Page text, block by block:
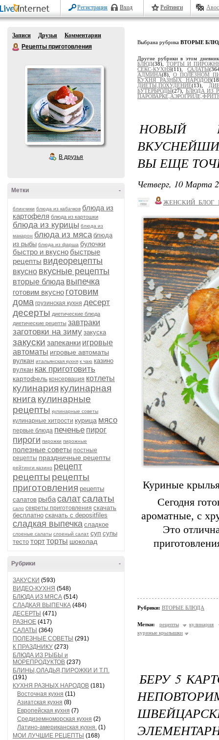
Регистрация Вход Рейтинги
Записи Друзья
Комментарии
Рецепты приготовления
В друзья
-
Метки
блинчики блюда из кабачков блюда из
картофеля блюда из картошки
блюда из курицы блюда из
макарон блюда из мяса блюда
из рыбы блюда из фарша булочки
быстро и вкусно быстрые
рецепты видеорецепты
вкусно вкусные рецепты
вторые блюда выпечка
готовим вкусно готовим
дома грузинская кухня десерт
десерты диетические блюда
диетические рецепты завтраки
заготовки на зиму закуска
закуски запеканки игровые
автоматы игровые автоматы
вулкан итальянская кухня к чаю казино
вулкан как приготовить
картофель консервация котлеты
кулинария кулинарная
книга кулинарные
рецепты кулинарные советы
кулинарные хитрости курица мясо
первые блюда печенье пирог
пироги пирожки пирожные
полезные советы постные
рецепты праздничные рецепты
рейтинги казино рецепт
рецепты рецепты
приготовления рецепты
салатов рыбасалатсалаты
сало секреты приготовления скачать
бесплатно скачать с depositfiles
сладкая выпечка сладкое
слоеные салаты слоеный салат суп супы
тесто тортторты шоколад
-
Рубрики
ЗАКУСКИ (593)
ВИДЕО-КУХНЯ (548)
БЛЮДА ИЗ МЯСА (514)
СЛАДКАЯ ВЫПЕЧКА (484)
ДЕСЕРТЫ (471)
РАЗНОЕ (417)
САЛАТЫ (364)
ПОЛЕЗНЫЕ СОВЕТЫ (291)
К ПРАЗДНИКУ (273)
БЛЮДА ИЗ РЫБЫ и
МОРЕПРОДУКТОВ (237)
БЛИНЫ,ОЛАДЬЯ,ПИРОЖКИ И Т.П.
(191)
КУХНЯ РАЗНЫХ НАРОДОВ (181)
Восточная кухня (11)
Азиатская кухня (8)
Европейская кухня (7)
Средиземноморская кухня (2)
Латино-американская кухня. (1)
МОИ ЛУЧШИЕ РЕЦЕПТЫ (168)
Выбрана рубрика ВТОРЫЕ
Другие рубрики в этом
БЛЮД(38), ТОРТЫ И
СЕКС-КУХНЯ(11),САЛАТЫ
АДМИНА(8), О ПОЛЕЗНОМ
КУХНЯ РАЗНЫХ НАРОДОВ
ДИЕТЫ,ПОХУДЕНИЕ(13),
БУТЕРБРОДЫ(27), БЛЮДА ИЗ
НОВЫЙ
ВЫ ЕЩЕ
Четверг, 10 Марта
Куриные
Сегодня
ароматные, с
Это
Рубрики: ВТОРЫЕ БЛЮДА
Метки: рецепты
кулинария
куриные крылышки
БЕРУ 5